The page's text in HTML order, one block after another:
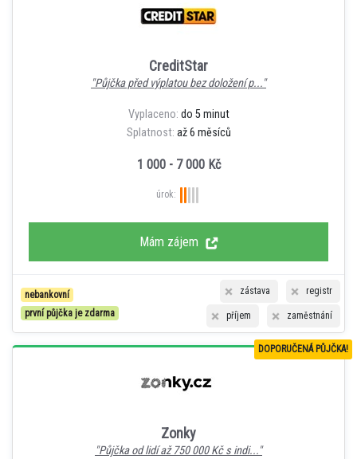
CreditStar
"Půjčka před výplatou bez doložení p..."
Vyplaceno: do 5 minut
Splatnost: až 6 měsíců
1 000 - 7 000 Kč
úrok:
Mám zájem
nebankovní
první půjčka je zdarma
registr
zástava
zaměstnání
příjem
DOPORUČENÁ PŮJČKA!
Zonky
"Půjčka od lidí až 750 000 Kč s indi..."